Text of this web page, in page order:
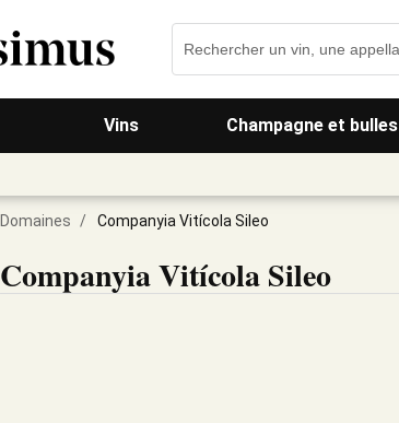
Vins Champagne et bulles
Domaines / Companyia Vitícola Sileo
Companyia Vitícola Sileo